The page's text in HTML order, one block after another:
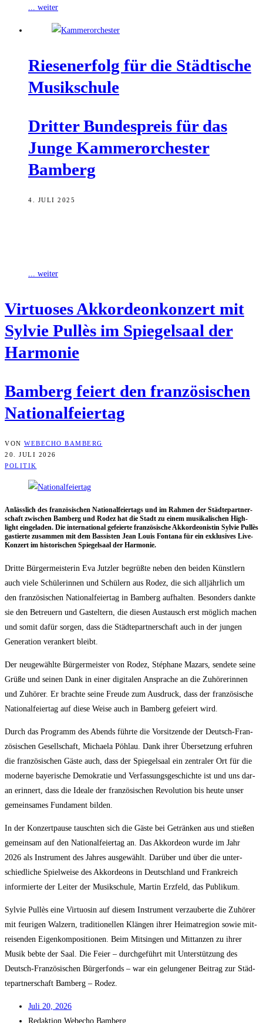
... weiter
Rie­sen­er­folg für die Städ­ti­sche
Musikschule
Drit­ter Bun­des­preis für das
Jun­ge Kam­mer­or­ches­ter
Bamberg
4. JULI 2025
... weiter
Vir­tuo­ses Akkor­de­on­kon­zert mit
Syl­vie Pul­lès im Spie­gel­saal der
Harmonie
Bam­berg fei­ert den fran­zö­si­schen
Nationalfeiertag
VON WEBECHO BAMBERG
20. JULI 2026
POLITIK
Anläss­lich des fran­zö­si­schen Natio­nal­fei­er­tags und im Rah­men der Städ­te­part­ner­
schaft zwi­schen Bam­berg und Rodez hat die Stadt zu einem musi­ka­li­schen High­
light ein­ge­la­den. Die inter­na­tio­nal gefei­er­te fran­zö­si­sche Akkor­deo­nis­tin Syl­vie Pul­lès
gas­tier­te zusam­men mit dem Bas­sis­ten Jean Lou­is Fon­ta­na für ein exklu­si­ves Live-
Kon­zert im his­to­ri­schen Spie­gel­saal der Harmonie.
Drit­te Bür­ger­meis­te­rin Eva Jutz­ler begrüß­te neben den bei­den Künst­lern
auch vie­le Schü­le­rin­nen und Schü­lern aus Rodez, die sich all­jähr­lich um
den fran­zö­si­schen Natio­nal­fei­er­tag in Bam­berg auf­hal­ten. Beson­ders dank­te
sie den Betreu­ern und Gast­el­tern, die die­sen Aus­tausch erst mög­lich machen
und somit dafür sor­gen, dass die Städ­te­part­ner­schaft auch in der jun­gen
Gene­ra­ti­on ver­an­kert bleibt.
Der neu­ge­wähl­te Bür­ger­meis­ter von Rodez, Sté­pha­ne Mazars, sen­de­te sei­ne
Grü­ße und sei­nen Dank in einer digi­ta­len Anspra­che an die Zuhö­re­rin­nen
und Zuhö­rer. Er brach­te sei­ne Freu­de zum Aus­druck, dass der fran­zö­si­sche
Natio­nal­fei­er­tag auf die­se Wei­se auch in Bam­berg gefei­ert wird.
Durch das Pro­gramm des Abends führ­te die Vor­sit­zen­de der Deutsch-Fran­
zö­si­schen Gesell­schaft, Michae­la Pöhlau. Dank ihrer Über­set­zung erfuh­ren
die fran­zö­si­schen Gäs­te auch, dass der Spie­gel­saal ein zen­tra­ler Ort für die
moder­ne baye­ri­sche Demo­kra­tie und Ver­fas­sungs­ge­schich­te ist und uns dar­
an erin­nert, dass die Idea­le der fran­zö­si­schen Revo­lu­ti­on bis heu­te unser
gemein­sa­mes Fun­da­ment bilden.
In der Kon­zert­pau­se tausch­ten sich die Gäs­te bei Geträn­ken aus und stie­ßen
gemein­sam auf den Natio­nal­fei­er­tag an. Das Akkor­de­on wur­de im Jahr
2026 als Instru­ment des Jah­res aus­ge­wählt. Dar­über und über die unter­
schied­li­che Spiel­wei­se des Akkor­de­ons in Deutsch­land und Frank­reich
infor­mier­te der Lei­ter der Musik­schu­le, Mar­tin Erz­feld, das Publikum.
Syl­vie Pul­lès eine Vir­tuo­sin auf die­sem Instru­ment ver­zau­ber­te die Zuhö­rer
mit feu­ri­gen Wal­zern, tra­di­tio­nel­len Klän­gen ihrer Hei­mat­re­gi­on sowie mit­
rei­sen­den Eigen­kom­po­si­tio­nen. Beim Mit­sin­gen und Mit­tan­zen zu ihrer
Musik beb­te der Saal. Die Fei­er – durch­ge­führt mit Unter­stüt­zung des
Deutsch-Fran­zö­si­schen Bür­ger­fonds – war ein gelun­ge­ner Bei­trag zur Städ­
te­part­ner­schaft Bam­berg – Rodez.
Juli 20, 2026
Redak­ti­on Web­echo Bamberg